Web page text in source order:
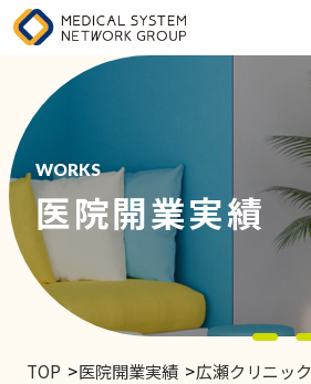
WORKS
医院開業実績
TOP 医院開業実績 広瀬クリニック